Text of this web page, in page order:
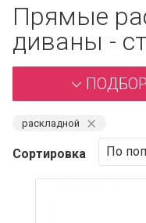
Прямые
диваны -
раскладной ⨯
Сортировка